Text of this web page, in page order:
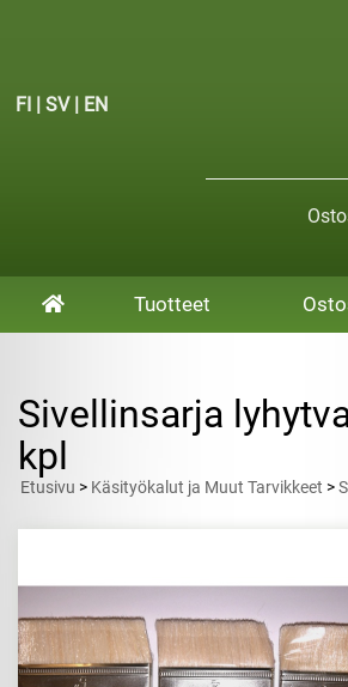
FI | SV| EN
Tuotteet
Sivellinsarja
kpl
Etusivu > Käsityökalut ja Muut Tarvikkeet >